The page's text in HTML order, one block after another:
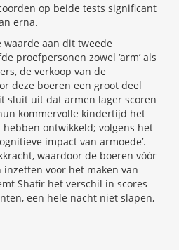
op beide tests significant
erna.
aan dit tweede
proefpersonen zowel ‘arm’ als
de verkoop van de
deze boeren een groot deel
sluit uit dat armen lager scoren
kommervolle kindertijd het
ontwikkeld; volgens het
impact van armoede’.
waardoor de boeren vóór
voor het maken van
Shafir het verschil in scores
een hele nacht niet slapen,